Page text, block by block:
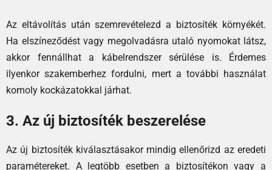
Az eltávolítás után szemrevételezd a biztosíték környékét.
Ha elszíneződést vagy megolvadásra utaló nyomokat látsz,
akkor fennállhat a kábelrendszer sérülése is. Érdemes
ilyenkor szakemberhez fordulni, mert a további használat
komoly kockázatokkal járhat.
3. Az új biztosíték beszerelése
Az új biztosíték kiválasztásakor mindig ellenőrizd az eredeti
paramétereket. A legtöbb esetben a biztosítékon vagy a